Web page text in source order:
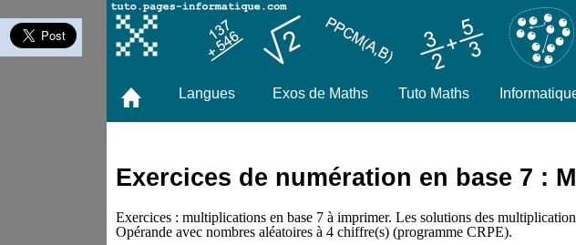
Langues Exos de Maths Tuto Maths
Exercices de numération en base 7 :
Exercices : multiplications en base 7 à imprimer. Les solutions des
Opérande avec nombres aléatoires à 4 chiffre(s) (programme CRPE).